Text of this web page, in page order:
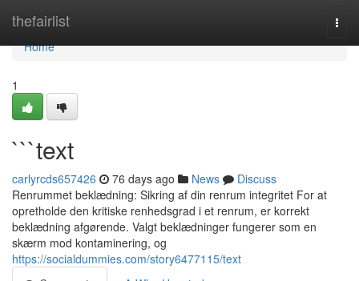
thefairlist
Home
Home
1
```text
carlyrcds657426 76 days ago News
Discuss
Renrummet beklædning: Sikring af din renrum integritet For at
opretholde den kritiske renhedsgrad i et renrum, er korrekt
beklædning afgørende. Valgt beklædninger fungerer som en
skærm mod kontaminering, og
https://socialdummies.com/story6477115/text